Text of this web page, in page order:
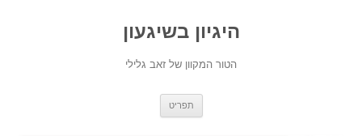
היגיון בשיגעון
הטור המקוון של זאב גלילי
תפריט